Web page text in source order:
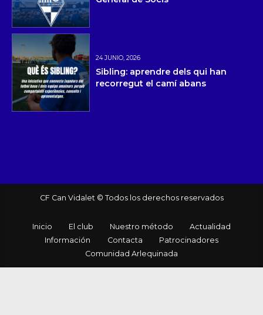
24 JUNIO, 2026
Sibling: aprendre dels qui han
recorregut el camí abans
CF Can Vidalet © Todos los derechos reservados
Inicio El club Nuestro método
Actualidad
Información
Contacta
Patrocinadores
Comunidad Arlequinada